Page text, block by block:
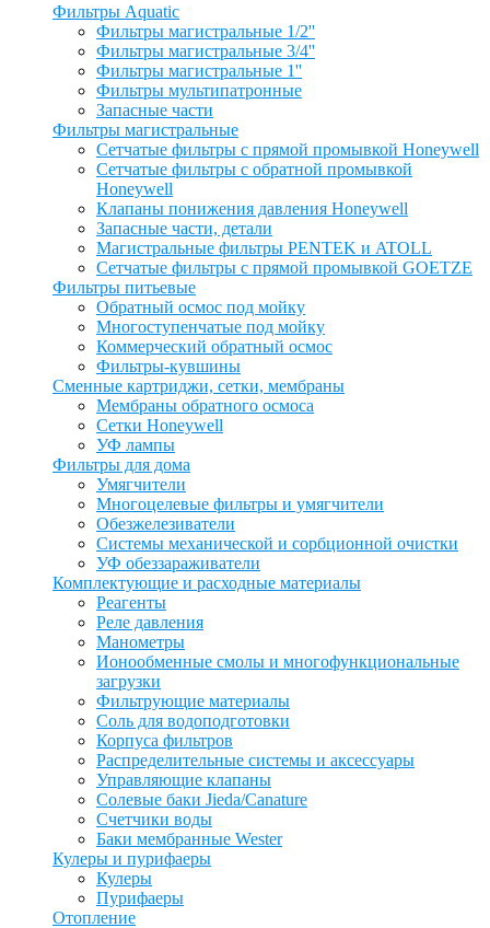
Фильтры Aquatic
Фильтры магистральные 1/2''
Фильтры магистральные 3/4''
Фильтры магистральные 1''
Фильтры мультипатронные
Запасные части
Фильтры магистральные
Сетчатые фильтры с прямой промывкой Honeywell
Сетчатые фильтры с обратной промывкой
Honeywell
Клапаны понижения давления Honeywell
Запасные части, детали
Магистральные фильтры PENTEK и ATOLL
Сетчатые фильтры с прямой промывкой GOETZE
Фильтры питьевые
Обратный осмос под мойку
Многоступенчатые под мойку
Коммерческий обратный осмос
Фильтры-кувшины
Сменные картриджи, сетки, мембраны
Мембраны обратного осмоса
Сетки Honeywell
УФ лампы
Фильтры для дома
Умягчители
Многоцелевые фильтры и умягчители
Обезжелезиватели
Системы механической и сорбционной очистки
УФ обеззараживатели
Комплектующие и расходные материалы
Реагенты
Реле давления
Манометры
Ионообменные смолы и многофункциональные
загрузки
Фильтрующие материалы
Соль для водоподготовки
Корпуса фильтров
Распределительные системы и аксессуары
Управляющие клапаны
Солевые баки Jieda/Canature
Счетчики воды
Баки мембранные Wester
Кулеры и пурифаеры
Кулеры
Пурифаеры
Отопление